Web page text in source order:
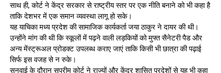
साथ ही, कोर्ट ने केंद्र सरकार से राष्ट्रीय स्तर पर एक नीति बनाने को भी कहा है
ताकि देशभर में एक समान व्यवस्था लागू हो सके।
यह याचिका मध्य प्रदेश की सामाजिक कार्यकर्ता जया ठाकुर ने दायर की थी।
उन्होंने मांग की थी कि स्कूलों में पढ़ने वाली लड़कियों को मुफ्त सैनेटरी पैड और
अन्य मेंस्ट्रूअल प्रोडक्ट उपलब्ध कराए जाएं ताकि किसी भी छात्रा की पढ़ाई
सिर्फ इस वजह से न रुके।
सुनवाई के दौरान सुप्रीम कोर्ट ने राज्यों और केंद्र शासित प्रदेशों से यह भी कहा